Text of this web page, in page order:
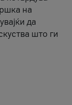
на
да
што ги